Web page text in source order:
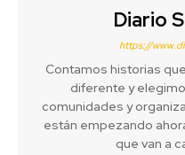
Diario
https://
Contamos historias
diferente y
comunidades y
están empezando
que van a